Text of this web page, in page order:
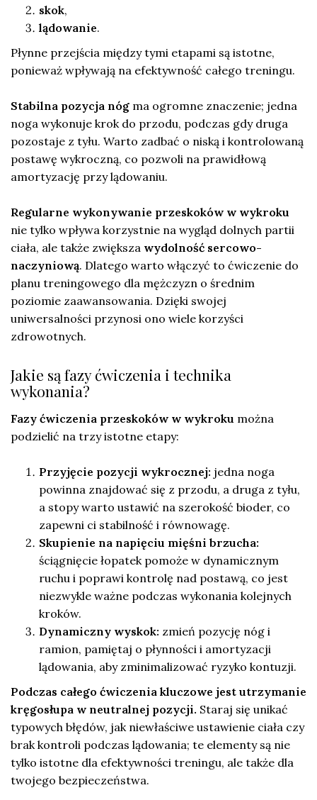
skok,
lądowanie.
Płynne przejścia między tymi etapami są istotne,
ponieważ wpływają na efektywność całego treningu.
Stabilna pozycja nóg ma ogromne znaczenie; jedna
noga wykonuje krok do przodu, podczas gdy druga
pozostaje z tyłu. Warto zadbać o niską i kontrolowaną
postawę wykroczną, co pozwoli na prawidłową
amortyzację przy lądowaniu.
Regularne wykonywanie przeskoków w wykroku
nie tylko wpływa korzystnie na wygląd dolnych partii
ciała, ale także zwiększa wydolność sercowo-
naczyniową. Dlatego warto włączyć to ćwiczenie do
planu treningowego dla mężczyzn o średnim
poziomie zaawansowania. Dzięki swojej
uniwersalności przynosi ono wiele korzyści
zdrowotnych.
Jakie są fazy ćwiczenia i technika
wykonania?
Fazy ćwiczenia przeskoków w wykroku można
podzielić na trzy istotne etapy:
Przyjęcie pozycji wykrocznej: jedna noga
powinna znajdować się z przodu, a druga z tyłu,
a stopy warto ustawić na szerokość bioder, co
zapewni ci stabilność i równowagę.
Skupienie na napięciu mięśni brzucha:
ściągnięcie łopatek pomoże w dynamicznym
ruchu i poprawi kontrolę nad postawą, co jest
niezwykle ważne podczas wykonania kolejnych
kroków.
Dynamiczny wyskok: zmień pozycję nóg i
ramion, pamiętaj o płynności i amortyzacji
lądowania, aby zminimalizować ryzyko kontuzji.
Podczas całego ćwiczenia kluczowe jest utrzymanie
kręgosłupa w neutralnej pozycji. Staraj się unikać
typowych błędów, jak niewłaściwe ustawienie ciała czy
brak kontroli podczas lądowania; te elementy są nie
tylko istotne dla efektywności treningu, ale także dla
twojego bezpieczeństwa.